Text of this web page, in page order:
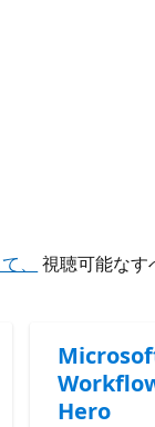
、
視聴可能なす
Hero